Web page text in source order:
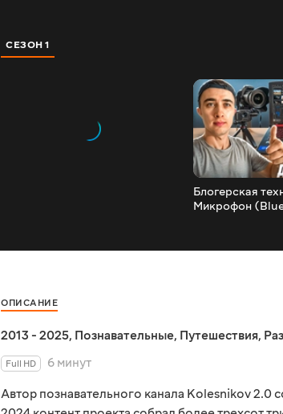
СЕЗОН 1
Блогерская
Микрофон
ОПИСАНИЕ
2013 - 2025, Познавательные, Путешествия,
Full HD
6 минут
Автор познавательного канала Kolesnikov 2.0